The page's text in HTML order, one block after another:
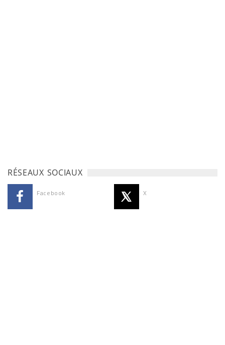
RÉSEAUX SOCIAUX
Facebook X